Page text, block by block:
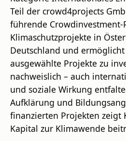
Teil der crowd4projects
führende
Klimaschutzprojekte in
Deutschland und
ausgewählte Projekte zu
nachweislich – auch
und soziale Wirkung
Aufklärung und
finanzierten Projekten zeigt
Kapital zur Klimawende